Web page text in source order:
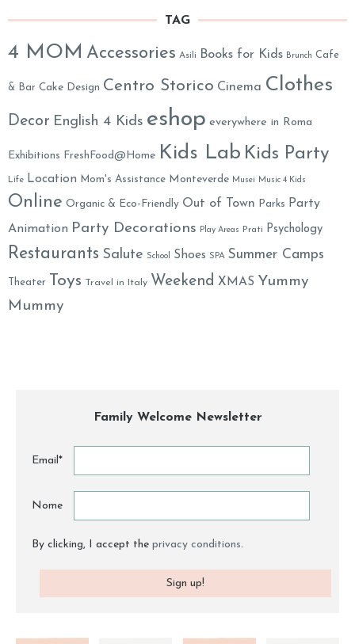
TAG
4 MOM Accessories Asili Books for Kids Brunch Cafe
& Bar Cake Design Centro Storico Cinema Clothes
Decor English 4 Kids eshop everywhere in Roma
Exhibitions FreshFood@Home Kids Lab Kids Party
Life Location Mom's Assistance Monteverde Musei Music 4 Kids
Online Organic & Eco-Friendly Out of Town Parks Party
Animation Party Decorations Play Areas Prati Psychology
Restaurants Salute School Shoes SPA Summer Camps
Theater Toys Travel in Italy Weekend XMAS Yummy
Mummy
Family Welcome Newsletter
Email*
Nome
By clicking, I accept the privacy conditions.